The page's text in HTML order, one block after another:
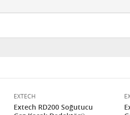
EXTECH
Extech RD200 Soğutucu